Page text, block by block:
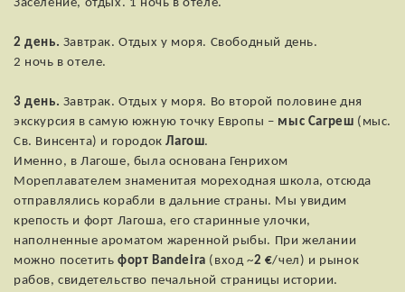
2 день. Завтрак. Отдых у моря. Свободный день.
2 ночь в отеле.
3 день. Завтрак. Отдых у моря. Во второй половине дня
экскурсия в самую южную точку Европы – мыс Сагреш (мыс.
Св. Винсента) и городокЛагош.
Именно, в Лагоше, была основана Генрихом
Мореплавателем знаменитая мореходная школа, отсюда
отправлялись корабли в дальние страны. Мы увидим
крепость и форт Лагоша, его старинные улочки,
наполненные ароматом жаренной рыбы. При желании
можно посетить форт Bandeira (вход ~2 €/чел) и рынок
рабов, свидетельство печальной страницы истории.